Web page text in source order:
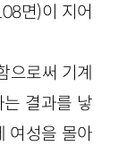
면)이 지어
으로써 기계
결과를 낳
여성을 몰아